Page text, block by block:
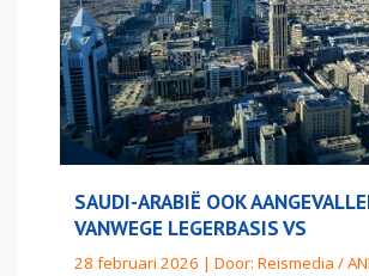
SAUDI-ARABIË OOK
VANWEGE LEGERBASIS VS
28 februari 2026 | Door: Reismedia /